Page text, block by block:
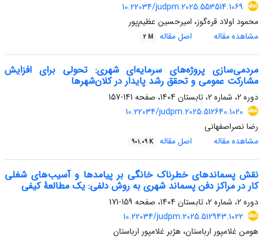
10.22034/judpm.2025.553514.1069
محمود اولاد قره‌گوز، امیرحسین عظیم‌پور
مشاهده مقاله
اصل مقاله 2 M
مردمی‌سازی پروژه‌های سرمایه‌ای شهری: تحولی برای افزایش
مشارکت عمومی و تحقق رشد پایدار در کلان‌شهرها
دوره 2، شماره 2، تابستان 1404، صفحه
141-157
10.22034/judpm.2025.512640.1020
رضا نصراصفهانی
مشاهده مقاله
اصل مقاله 901.09 K
نقش پسماندهای خطرناک خانگی بر پیامدها و آسیب‌های شغلی
کار در مراکز دفن پسماند شهری به روش دلفی: یک مطالعۀ کیفی
دوره 2، شماره 2، تابستان 1404، صفحه
159-171
10.22034/judpm.2025.512943.1022
هومن غلامپور ارباستان، هژبر غلامپور ارباستان